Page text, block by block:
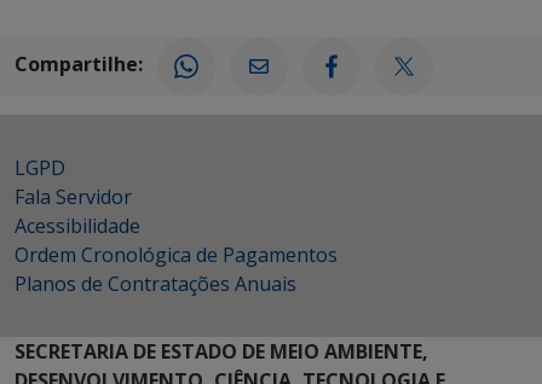
Compartilhe:
LGPD
Fala Servidor
Acessibilidade
Ordem Cronológica de Pagamentos
Planos de Contratações Anuais
SECRETARIA DE ESTADO DE MEIO AMBIENTE,